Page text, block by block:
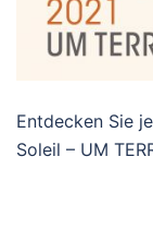
Entdecken Sie
Soleil – UM